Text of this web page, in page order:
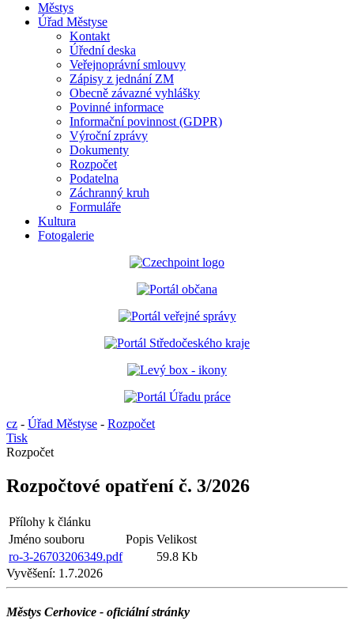
Městys
Úřad Městyse
Kontakt
Úřední deska
Veřejnoprávní smlouvy
Zápisy z jednání ZM
Obecně závazné vyhlášky
Povinné informace
Informační povinnost (GDPR)
Výroční zprávy
Dokumenty
Rozpočet
Podatelna
Záchranný kruh
Formuláře
Kultura
Fotogalerie
cz - Úřad Městyse - Rozpočet
Tisk
Rozpočet
Rozpočtové opatření č. 3/2026
Přílohy k článku
Jméno souboru
Popis Velikost
ro-3-26703206349.pdf
59.8 Kb
Vyvěšení: 1.7.2026
Městys Cerhovice - oficiální stránky